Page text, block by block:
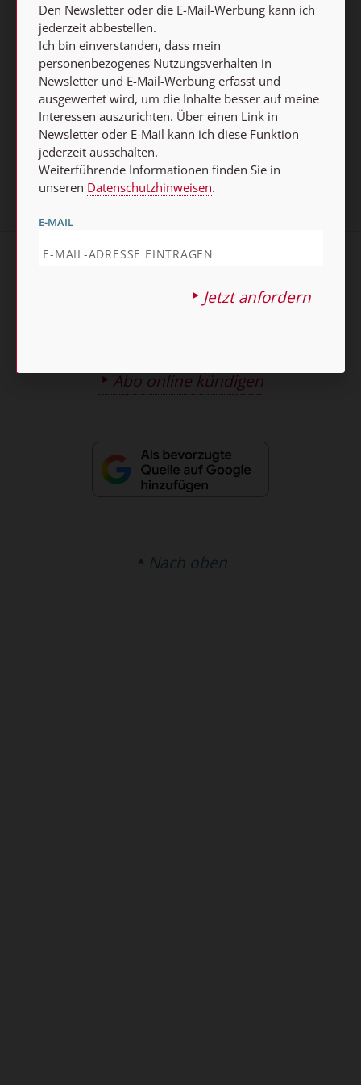
Weiterführende Informationen finden Sie in unseren
Datenschutzhinweisen.
E-MAIL
Jetzt anmelden
AGB und Widerrufsbelehrung Datenschutz
Impressum
Abo online kündigen
Nach oben
Den Newsletter oder die E-Mail-Werbung kann ich
jederzeit abbestellen.
Ich bin einverstanden, dass mein
personenbezogenes Nutzungsverhalten in
Newsletter und E-Mail-Werbung erfasst und
ausgewertet wird, um die Inhalte besser auf meine
Interessen auszurichten. Über einen Link in
Newsletter oder E-Mail kann ich diese Funktion
jederzeit ausschalten.
Weiterführende Informationen finden Sie in
unseren Datenschutzhinweisen.
E-MAIL
Jetzt anfordern